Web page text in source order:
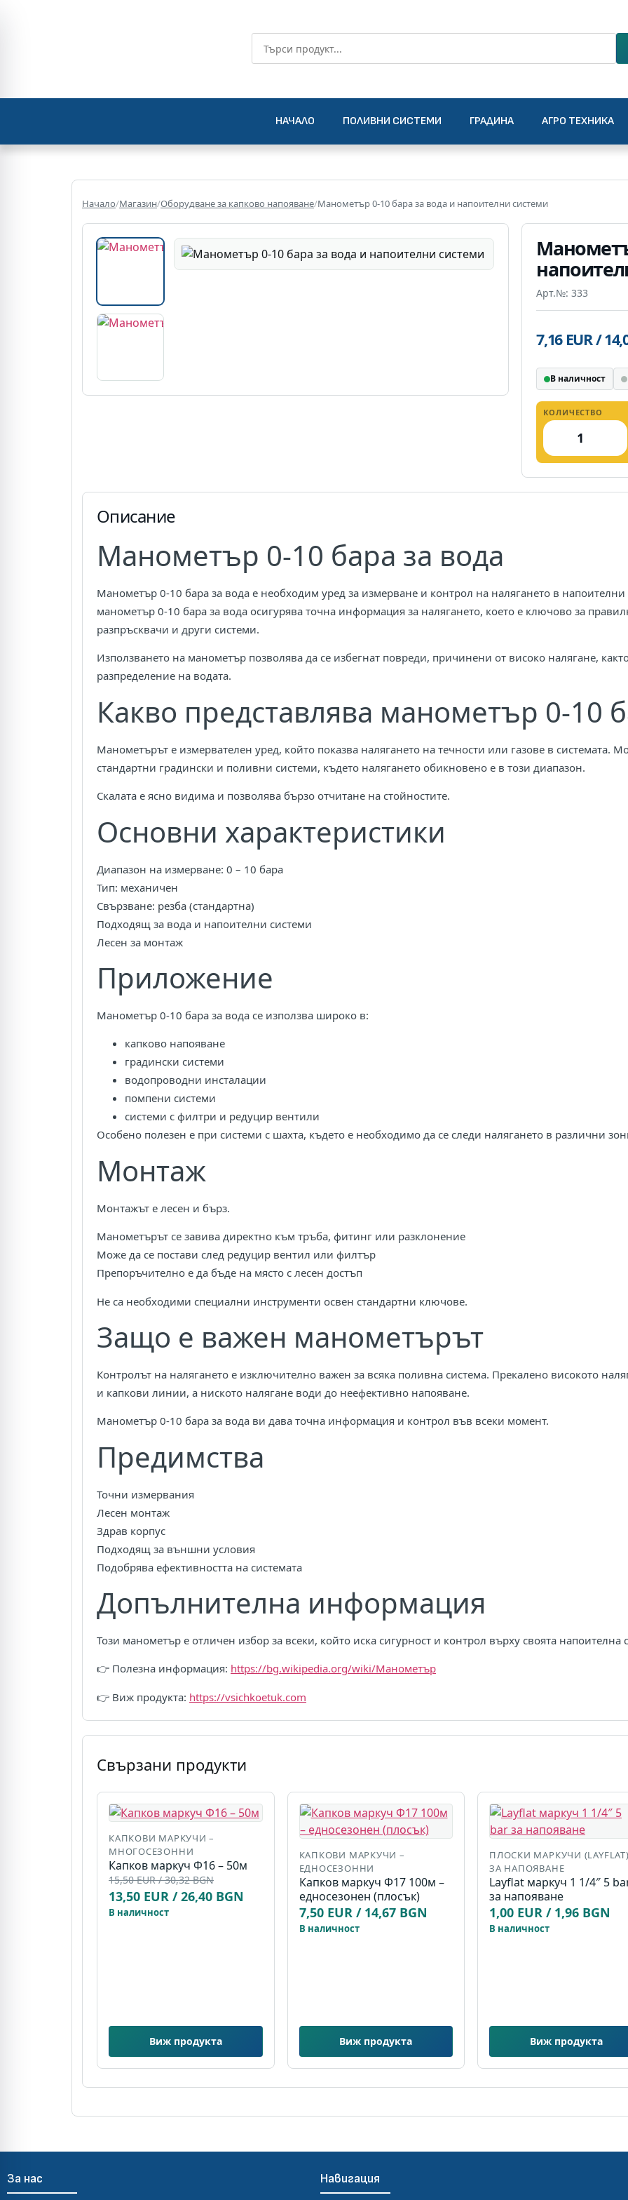
НАЧАЛО ПОЛИВНИ СИСТЕМИ ГРАДИНА АГРО ТЕХНИКА
Начало/Магазин/Оборудване за капково напояване/Манометър 0-10 бара за вода и напоителни системи
Арт.№: 333
7,16 EUR /
В наличност
КОЛИЧЕСТВО
Описание
Манометър 0-10 бара за вода
Манометър 0-10 бара за вода е необходим уред за измерване и контрол на налягането в
манометър 0-10 бара за вода осигурява точна информация за налягането, което е ключово за
разпръсквачи и други системи.
Използването на манометър позволява да се избегнат повреди, причинени от високо налягане,
разпределение на водата.
Какво представлява манометър 0-10
Манометърът е измервателен уред, който показва налягането на течности или газове в системата.
стандартни градински и поливни системи, където налягането обикновено е в този диапазон.
Скалата е ясно видима и позволява бързо отчитане на стойностите.
Основни характеристики
Диапазон на измерване: 0 – 10 бара
Тип: механичен
Свързване: резба (стандартна)
Подходящ за вода и напоителни системи
Лесен за монтаж
Приложение
Манометър 0-10 бара за вода се използва широко в:
капково напояване
градински системи
водопроводни инсталации
помпени системи
системи с филтри и редуцир вентили
Особено полезен е при системи с шахта, където е необходимо да се следи налягането в различни
Монтаж
Монтажът е лесен и бърз.
Манометърът се завива директно към тръба, фитинг или разклонение
Може да се постави след редуцир вентил или филтър
Препоръчително е да бъде на място с лесен достъп
Не са необходими специални инструменти освен стандартни ключове.
Защо е важен манометърът
Контролът на налягането е изключително важен за всяка поливна система. Прекалено високото
и капкови линии, а ниското налягане води до неефективно напояване.
Манометър 0-10 бара за вода ви дава точна информация и контрол във всеки момент.
Предимства
Точни измервания
Лесен монтаж
Здрав корпус
Подходящ за външни условия
Подобрява ефективността на системата
Допълнителна информация
Този манометър е отличен избор за всеки, който иска сигурност и контрол върху своята напоителна
👉 Полезна информация: https://bg.wikipedia.org/wiki/Манометър
👉 Виж продукта: https://vsichkoetuk.com
Свързани продукти
КАПКОВИ МАРКУЧИ –
МНОГОСЕЗОННИ
Капков маркуч Ф16 – 50м
15,50 EUR / 30,32 BGN
13,50 EUR / 26,40 BGN
В наличност
Виж продукта
КАПКОВИ МАРКУЧИ –
ЕДНОСЕЗОННИ
Капков маркуч Ф17 100м –
едносезонен (плосък)
7,50 EUR / 14,67 BGN
В наличност
Виж продукта
ПЛОСКИ МАРКУЧИ
ЗА НАПОЯВАНЕ
Layflat маркуч 1 1/4″ 5
за напояване
1,00 EUR / 1,96 BGN
В наличност
Виж продукта
За нас Навигация